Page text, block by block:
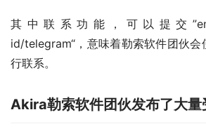
其中联系功能，可以提交
id/telegram“，意味着勒索软件团伙会
行联系。
Akira勒索软件团伙发布了大量